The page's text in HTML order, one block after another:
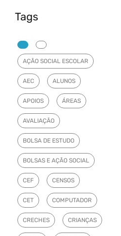
Tags
AÇÃO SOCIAL ESCOLAR
AEC ALUNOS
APOIOS ÁREAS
AVALIAÇÃO
BOLSA DE ESTUDO
BOLSAS E AÇÃO SOCIAL
CEF CENSOS
CET COMPUTADOR
CRECHES CRIANÇAS